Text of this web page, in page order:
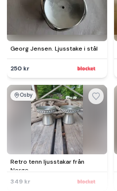
Georg Jensen. Ljusstake i stål
250 kr
Osby
Retro tenn ljusstakar från
Norge
349 kr